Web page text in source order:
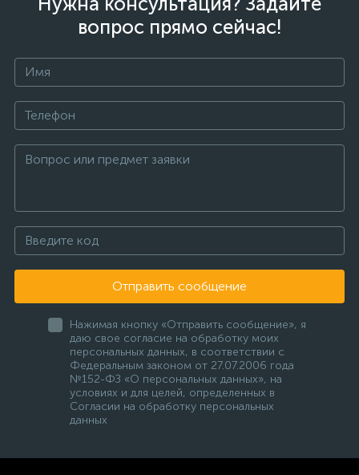
вопрос прямо сейчас!
Отправить сообщение
Нажимая кнопку «Отправить сообщение», я
даю свое согласие на обработку моих
персональных данных, в соответствии с
Федеральным законом от 27.07.2006 года
№152-ФЗ «О персональных данных», на
условиях и для целей, определенных в
Согласии на обработку персональных
данных